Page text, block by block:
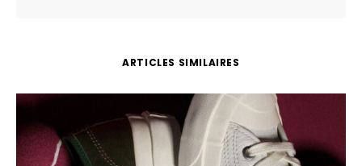
ARTICLES SIMILAIRES